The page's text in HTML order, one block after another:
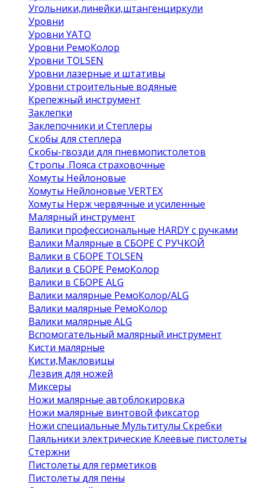
Угольники,линейки,штангенциркули
Уровни
Уровни YATO
Уровни РемоКолор
Уровни TOLSEN
Уровни лазерные и штативы
Уровни строительные водяные
Крепежный инструмент
Заклепки
Заклепочники и Степлеры
Скобы для степлера
Скобы-гвозди для пневмопистолетов
Стропы .Пояса страховочные
Хомуты Нейлоновые
Хомуты Нейлоновые VERTEX
Хомуты Нерж червячные и усиленные
Малярный инструмент
Валики профессиональные HARDY с ручками
Валики Малярные в СБОРЕ С РУЧКОЙ
Валики в СБОРЕ TOLSEN
Валики в СБОРЕ РемоКолор
Валики в СБОРЕ ALG
Валики малярные РемоКолор/ALG
Валики малярные РемоКолор
Валики малярные ALG
Вспомогательный малярный инструмент
Кисти малярные
Кисти,Макловицы
Лезвия для ножей
Миксеры
Ножи малярные автоблокировка
Ножи малярные винтовой фиксатор
Ножи специальные Мультитулы Скребки
Паяльники электрические Клеевые пистолеты
Стержни
Пистолеты для герметиков
Пистолеты для пены